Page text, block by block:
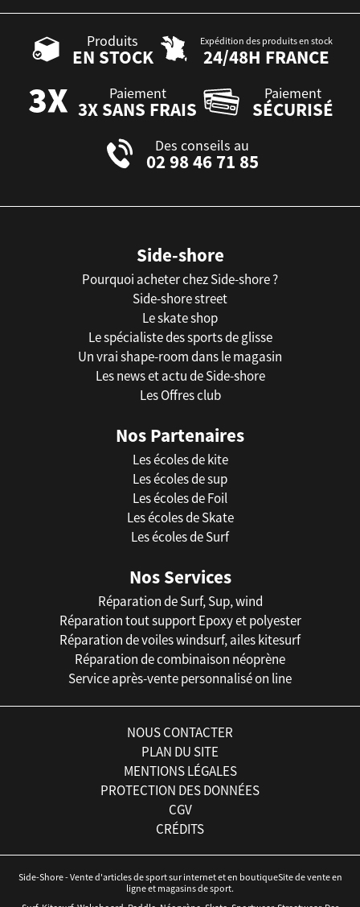
Produits
EN STOCK
Expédition des produits en stock
24/48H FRANCE
Paiement
3X SANS FRAIS
Paiement
SÉCURISÉ
Des conseils au
02 98 46 71 85
Side-shore
Pourquoi acheter chez Side-shore ?
Side-shore street
Le skate shop
Le spécialiste des sports de glisse
Un vrai shape-room dans le magasin
Les news et actu de Side-shore
Les Offres club
Nos Partenaires
Les écoles de kite
Les écoles de sup
Les écoles de Foil
Les écoles de Skate
Les écoles de Surf
Nos Services
Réparation de Surf, Sup, wind
Réparation tout support Epoxy et polyester
Réparation de voiles windsurf, ailes kitesurf
Réparation de combinaison néoprène
Service après-vente personnalisé on line
NOUS CONTACTER
PLAN DU SITE
MENTIONS LÉGALES
PROTECTION DES DONNÉES
CGV
CRÉDITS
Side-Shore - Vente d'articles de sport sur internet et en boutiqueSite de vente en
ligne et magasins de sport.